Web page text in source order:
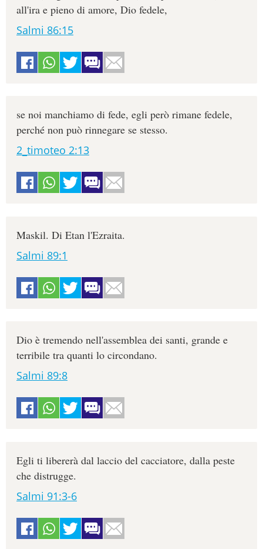
all'ira e pieno di amore, Dio fedele,
Salmi 86:15
se noi manchiamo di fede, egli però rimane fedele,
perché non può rinnegare se stesso.
2_timoteo 2:13
Maskil. Di Etan l'Ezraita.
Salmi 89:1
Dio è tremendo nell'assemblea dei santi, grande e
terribile tra quanti lo circondano.
Salmi 89:8
Egli ti libererà dal laccio del cacciatore, dalla peste
che distrugge.
Salmi 91:3-6